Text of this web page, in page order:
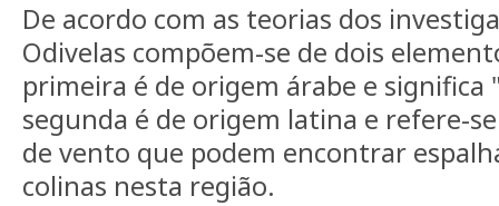
De acordo com as teorias dos
Odivelas compõem-se de dois
primeira é de origem árabe e significa
segunda é de origem latina e refere-
de vento que podem encontrar
colinas nesta região.